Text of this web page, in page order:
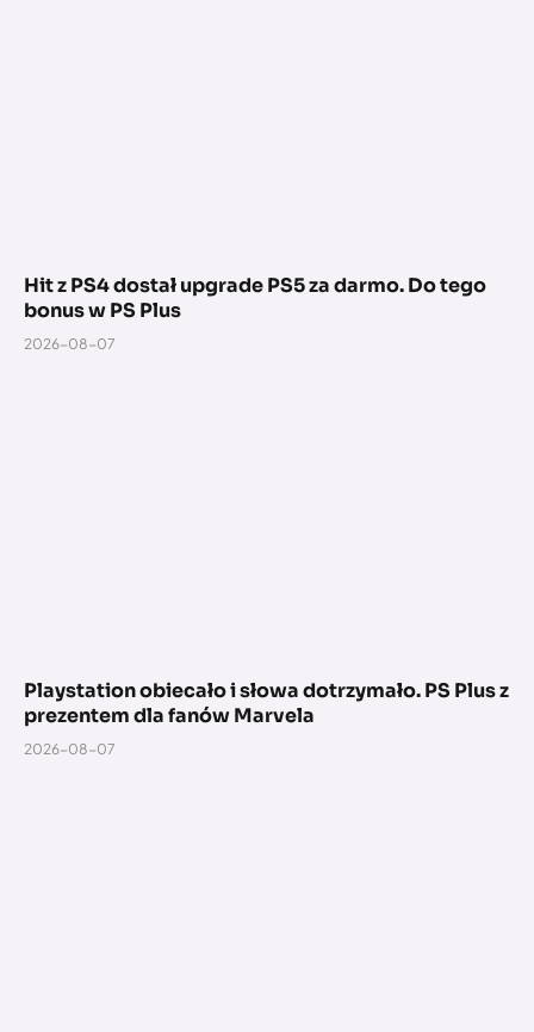
Hit z PS4 dostał upgrade PS5 za darmo. Do tego
bonus w PS Plus
2026-08-07
Playstation obiecało i słowa dotrzymało. PS Plus z
prezentem dla fanów Marvela
2026-08-07